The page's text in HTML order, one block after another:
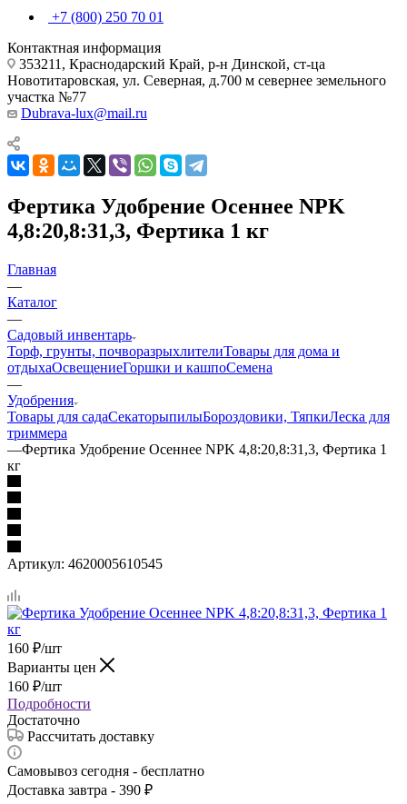
+7 (800) 250 70 01
Контактная информация
353211, Краснодарский Край, р-н Динской, ст-ца
Новотитаровская, ул. Северная, д.700 м севернее земельного
участка №77
Dubrava-lux@mail.ru
Фертика Удобрение Осеннее NPK
4,8:20,8:31,3, Фертика 1 кг
Главная
—
Каталог
—
Садовый инвентарь
Торф, грунты, почворазрыхлителиТовары для дома и
отдыхаОсвещениеГоршки и кашпоСемена
—
Удобрения
Товары для садаСекаторыпилыБороздовики, ТяпкиЛеска для
триммера
—Фертика Удобрение Осеннее NPK 4,8:20,8:31,3, Фертика 1
кг
Артикул: 4620005610545
160 ₽/шт
Варианты цен
160 ₽/шт
Подробности
Достаточно
Рассчитать доставку
Самовывоз сегодня - бесплатно
Доставка завтра - 390 ₽